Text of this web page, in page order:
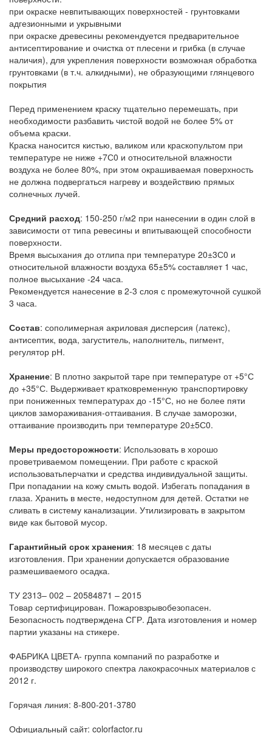
при окраске невпитывающих поверхностей - грунтовками
адгезионными и укрывными
при окраске древесины рекомендуется предварительное
антисептирование и очистка от плесени и грибка (в случае
наличия), для укрепления поверхности возможная обработка
грунтовками (в т.ч. алкидными), не образующими глянцевого
покрытия
Перед применением краску тщательно перемешать, при
необходимости разбавить чистой водой не более 5% от
объема краски.
Краска наносится кистью, валиком или краскопультом при
температуре не ниже +7С0 и относительной влажности
воздуха не более 80%, при этом окрашиваемая поверхность
не должна подвергаться нагреву и воздействию прямых
солнечных лучей.
Средний расход: 150-250 г/м2 при нанесении в один слой в
зависимости от типа ревесины и впитывающей способности
поверхности.
Время высыхания до отлипа при температуре 20±3С0 и
относительной влажности воздуха 65±5% составляет 1 час,
полное высыхание -24 часа.
Рекомендуется нанесение в 2-3 слоя с промежуточной сушкой
3 часа.
Состав: сополимерная акриловая дисперсия (латекс),
антисептик, вода, загуститель, наполнитель, пигмент,
регулятор рН.
Хранение: В плотно закрытой таре при температуре от +5°С
до +35°С. Выдерживает кратковременную транспортировку
при пониженных температурах до -15°С, но не более пяти
циклов замораживания-оттаивания. В случае заморозки,
оттаивание производить при температуре 20±5С0.
Меры предосторожности: Использовать в хорошо
проветриваемом помещении. При работе с краской
использоватьперчатки и средства индивидуальной защиты.
При попадании на кожу смыть водой. Избегать попадания в
глаза. Хранить в месте, недоступном для детей. Остатки не
сливать в систему канализации. Утилизировать в закрытом
виде как бытовой мусор.
Гарантийный срок хранения: 18 месяцев с даты
изготовления. При хранении допускается образование
размешиваемого осадка.
ТУ 2313– 002 – 20584871 – 2015
Товар сертифицирован. Пожаровзрывобезопасен.
Безопасность подтверждена СГР. Дата изготовления и номер
партии указаны на стикере.
ФАБРИКА ЦВЕТА- группа компаний по разработке и
производству широкого спектра лакокрасочных материалов с
2012 г.
Горячая линия: 8-800-201-3780
Официальный сайт: colorfactor.ru